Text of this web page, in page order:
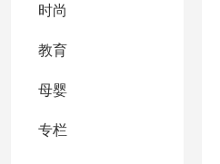
时尚
教育
母婴
专栏